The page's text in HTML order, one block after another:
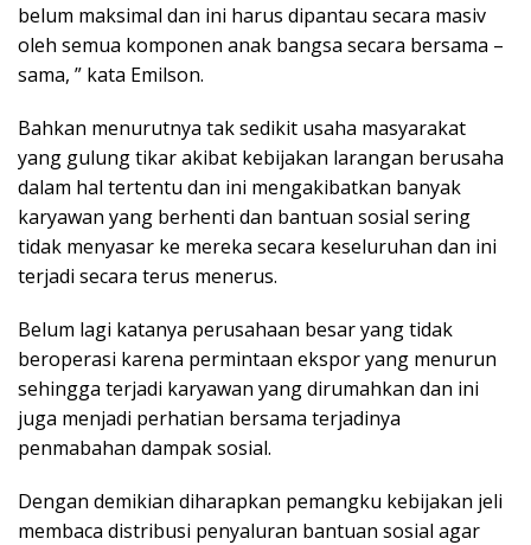
belum maksimal dan ini harus dipantau secara masiv
oleh semua komponen anak bangsa secara bersama –
sama, ” kata Emilson.
Bahkan menurutnya tak sedikit usaha masyarakat
yang gulung tikar akibat kebijakan larangan berusaha
dalam hal tertentu dan ini mengakibatkan banyak
karyawan yang berhenti dan bantuan sosial sering
tidak menyasar ke mereka secara keseluruhan dan ini
terjadi secara terus menerus.
Belum lagi katanya perusahaan besar yang tidak
beroperasi karena permintaan ekspor yang menurun
sehingga terjadi karyawan yang dirumahkan dan ini
juga menjadi perhatian bersama terjadinya
penmabahan dampak sosial.
Dengan demikian diharapkan pemangku kebijakan jeli
membaca distribusi penyaluran bantuan sosial agar